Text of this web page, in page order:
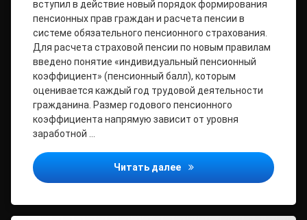
вступил в действие новый порядок формирования
пенсионных прав граждан и расчета пенсии в
системе обязательного пенсионного страхования.
Для расчета страховой пенсии по новым правилам
введено понятие «индивидуальный пенсионный
коэффициент» (пенсионный балл), которым
оценивается каждый год трудовой деятельности
гражданина. Размер годового пенсионного
коэффициента напрямую зависит от уровня
заработной …
Читать далее В Архангельской